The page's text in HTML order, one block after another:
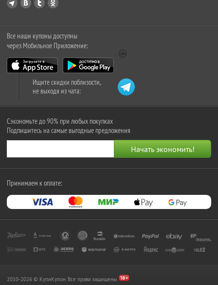
Все наши купоны доступны
через Мобильное Приложение:
Ищите скидки поблизости,
не выходя из чата:
Сэкономьте до 90% при любых покупках
Подпишитесь на самые выгодные предложения
Принимаем к оплате:
2010-2026 © КупиКупон. Все права защищены.